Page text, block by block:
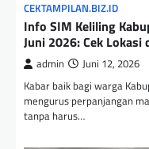
CEKTAMPILAN.BIZ.ID
Info SIM Keliling
Juni 2026: Cek
admin Juni 12, 2026
Kabar baik bagi warga
mengurus perpanjangan
tanpa harus…